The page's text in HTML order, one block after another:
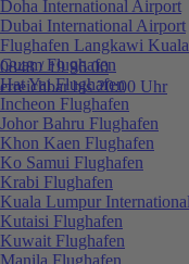
0848 / 19 96 00
erreichbar bis 20:00 Uhr
Doha International Airport
Dubai International Airport
Flughafen Langkawi
Guam Flughafen
Hat Yai Flughafen
Incheon Flughafen
Johor Bahru Flughafen
Khon Kaen Flughafen
Ko Samui Flughafen
Krabi Flughafen
Kuala Lumpur
Kutaisi Flughafen
Kuwait Flughafen
Manila Flughafen